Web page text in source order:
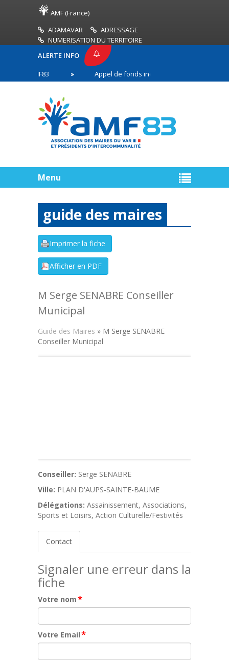
AMF (France)
ADAMAVAR
ADRESSAGE
NUMERISATION DU TERRITOIRE
ALERTE INFO
Appel de fonds incendies de forêt
première ligne
Menu
guide des maires
M Serge SENABRE Conseiller
Municipal
Guide des Maires » M Serge SENABRE
Conseiller Municipal
Conseiller: Serge SENABRE
Ville: PLAN D'AUPS-SAINTE-BAUME
Délégations: Assainissement, Associations,
Sports et Loisirs, Action Culturelle/Festivités
Contact
Signaler une erreur dans la
fiche
Votre nom*
Votre Email*